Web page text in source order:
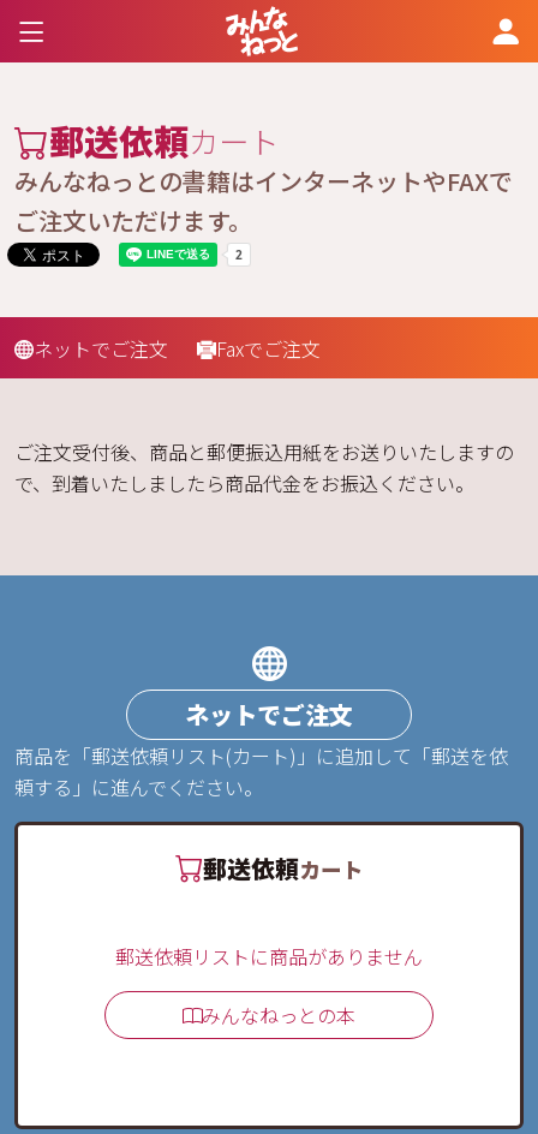
郵送依頼カート
みんなねっとの書籍はインターネットやFAXで
ご注文いただけます。
ネットでご注文 Faxでご注文
ご注文受付後、商品と郵便振込用紙をお送りいたしますの
で、到着いたしましたら商品代金をお振込ください。
ネットでご注文
商品を「郵送依頼リスト(カート)」に追加して「郵送を依
頼する」に進んでください。
郵送依頼カート
郵送依頼リストに商品がありません
みんなねっとの本